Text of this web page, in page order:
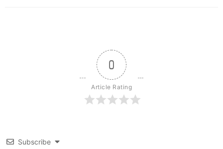
0
Article Rating
Subscribe